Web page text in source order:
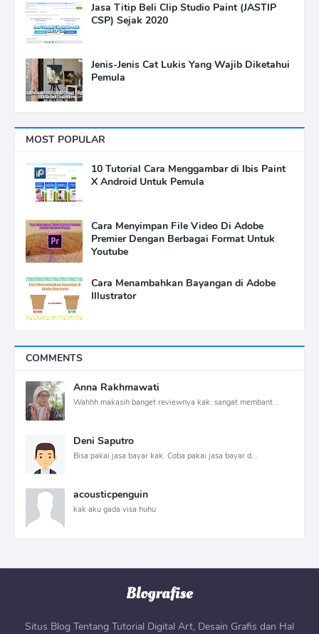
Jasa Titip Beli Clip Studio Paint (JASTIP
CSP) Sejak 2020
Jenis-Jenis Cat Lukis Yang Wajib Diketahui
Pemula
MOST POPULAR
10 Tutorial Cara Menggambar di Ibis Paint
X Android Untuk Pemula
Cara Menyimpan File Video Di Adobe
Premier Dengan Berbagai Format Untuk
Youtube
Cara Menambahkan Bayangan di Adobe
Illustrator
COMMENTS
Anna Rakhmawati
Wahhh makasih banget reviewnya kak..sangat membant...
Deni Saputro
Bisa pakai jasa bayar kak. Coba pakai jasa bayar d...
acousticpenguin
kak aku gada visa huhu
Situs Blog Tentang Tutorial Digital Art, Desain Grafis dan Hal